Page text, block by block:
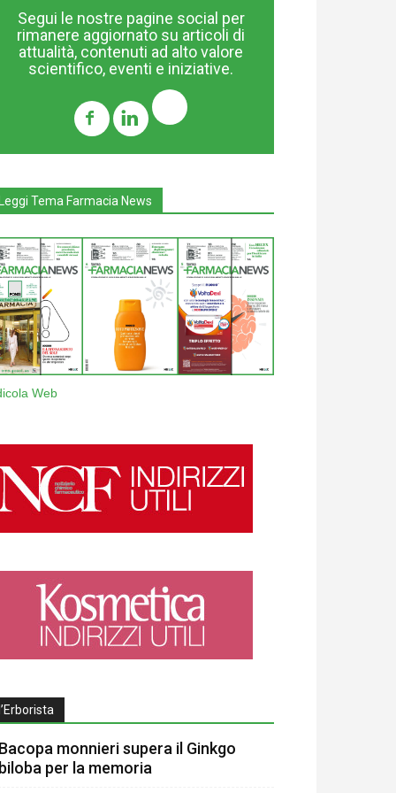
Segui le nostre pagine social per
rimanere aggiornato su articoli di
attualità, contenuti ad alto valore
scientifico, eventi e iniziative.
Tema Farmacia News
Web
monnieri supera il Ginkgo
per la memoria